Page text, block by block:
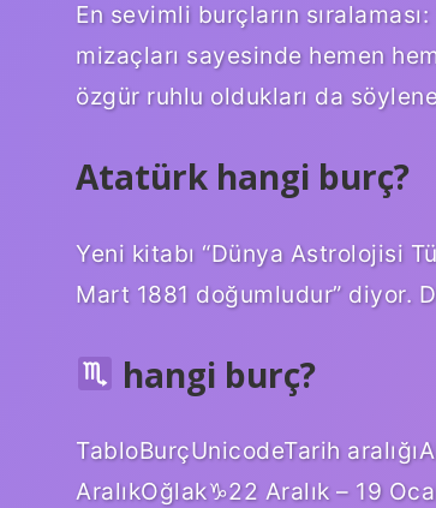
En sevimli burçların
mizaçları sayesinde hemen
özgür ruhlu oldukları da
Atatürk hangi burç?
Yeni kitabı “Dünya Astrolojisi
Mart 1881 doğumludur” diyor.
hangi burç?
TabloBurçUnicodeTarih
AralıkOğlak♑︎22 Aralık – 19